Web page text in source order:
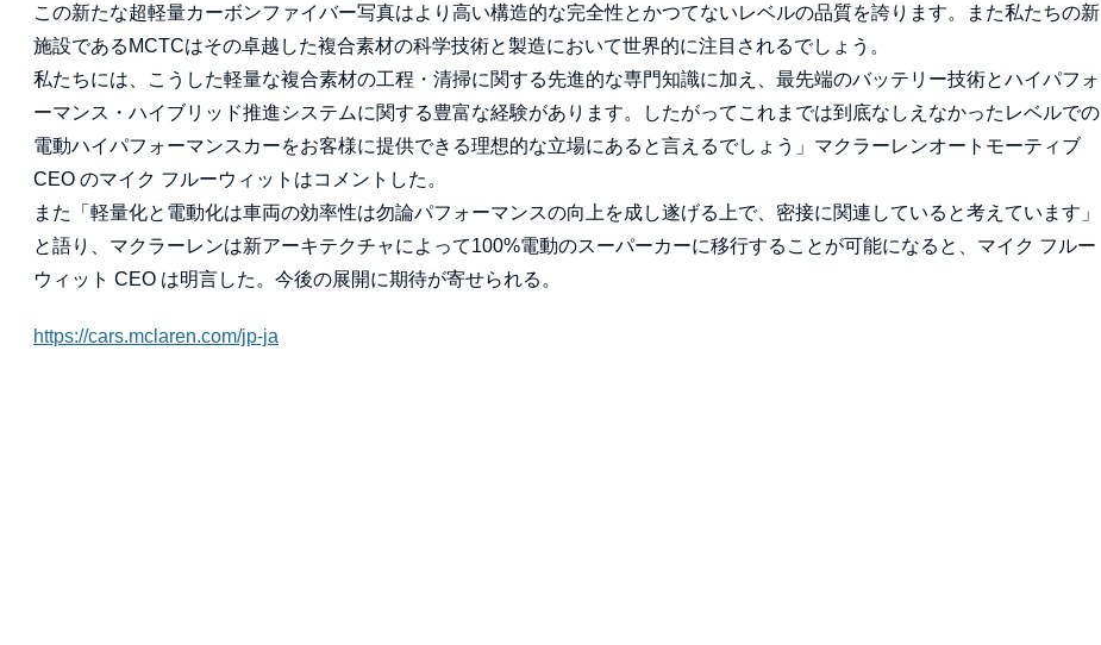
この新たな超軽量カーボンファイバー写真はより高い構造的な完全性とかつてないレベルの品質を誇ります。また私たちの新
施設であるMCTCはその卓越した複合素材の科学技術と製造において世界的に注目されるでしょう。
私たちには、こうした軽量な複合素材の工程・清掃に関する先進的な専門知識に加え、最先端のバッテリー技術とハイパフォ
ーマンス・ハイブリッド推進システムに関する豊富な経験があります。したがってこれまでは到底なしえなかったレベルでの
電動ハイパフォーマンスカーをお客様に提供できる理想的な立場にあると言えるでしょう」マクラーレンオートモーティブ
CEO のマイク フルーウィットはコメントした。
また「軽量化と電動化は車両の効率性は勿論パフォーマンスの向上を成し遂げる上で、密接に関連していると考えています」
と語り、マクラーレンは新アーキテクチャによって100%電動のスーパーカーに移行することが可能になると、マイク フルー
ウィット CEO は明言した。今後の展開に期待が寄せられる。
https://cars.mclaren.com/jp-ja